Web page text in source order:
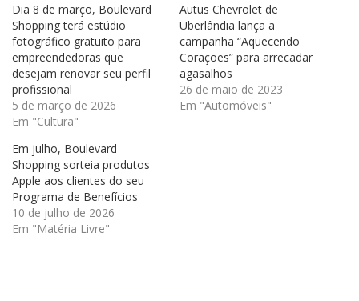
Dia 8 de março, Boulevard
Shopping terá estúdio
fotográfico gratuito para
empreendedoras que
desejam renovar seu perfil
profissional
5 de março de 2026
Em "Cultura"
Autus Chevrolet de
Uberlândia lança a
campanha “Aquecendo
Corações” para arrecadar
agasalhos
26 de maio de 2023
Em "Automóveis"
Em julho, Boulevard
Shopping sorteia produtos
Apple aos clientes do seu
Programa de Benefícios
10 de julho de 2026
Em "Matéria Livre"